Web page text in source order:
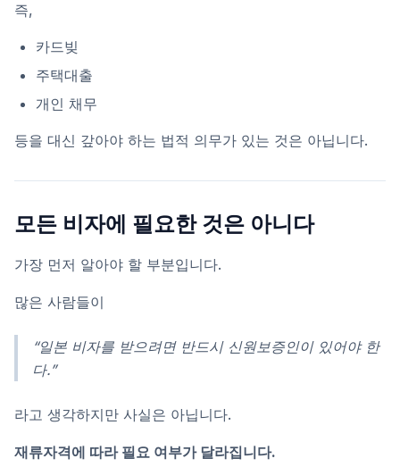
즉,
카드빚
주택대출
개인 채무
등을 대신 갚아야 하는 법적 의무가 있는 것은 아닙니다.
모든 비자에 필요한 것은 아니다
가장 먼저 알아야 할 부분입니다.
많은 사람들이
“일본 비자를 받으려면 반드시 신원보증인이 있어야 한
다.”
라고 생각하지만 사실은 아닙니다.
재류자격에 따라 필요 여부가 달라집니다.